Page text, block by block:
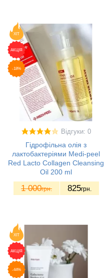
ХІТ
АКЦІЯ
-18%
Відгуки: 0
Гідрофільна олія з
лактобактеріями Medi-peel
Red Lacto Collagen Cleansing
Oil 200 ml
1 000грн. 825грн.
ХІТ
АКЦІЯ
-44%